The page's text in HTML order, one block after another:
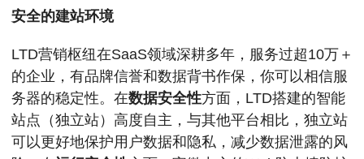
安全的建站环境
LTD营销枢纽在SaaS领域深耕多年，服务过超10万＋
的企业，有品牌信誉和数据背书作保，你可以相信服
务器的稳定性。在数据安全性方面，LTD搭建的智能
站点（独立站）高度自主，与其他平台相比，独立站
可以更好地保护用户数据和隐私，减少数据泄露的风